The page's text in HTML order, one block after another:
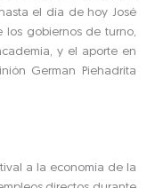
el día de hoy José
los gobiernos de turno,
y el aporte en
German Piehadrita
a la economía de la